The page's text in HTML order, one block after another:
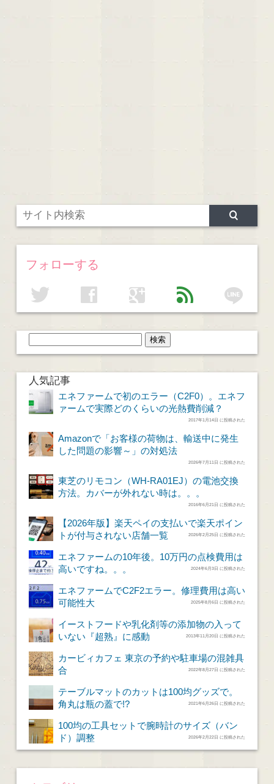
フォローする
twitter facebook google feed line
人気記事
エネファームで初のエラー（C2F0）。エネフ
ァームで実際どのくらいの光熱費削減？
2017年1月14日 に投稿された
Amazonで「お客様の荷物は、輸送中に発生
した問題の影響～」の対処法
2026年7月11日 に投稿された
東芝のリモコン（WH-RA01EJ）の電池交換
方法。カバーが外れない時は。。。
2016年6月21日 に投稿された
【2026年版】楽天ペイの支払いで楽天ポイン
トが付与されない店舗一覧
2026年2月25日 に投稿された
エネファームの10年後。10万円の点検費用は
高いですね。。。
2024年6月3日 に投稿された
エネファームでC2F2エラー。修理費用は高い
可能性大
2025年8月6日 に投稿された
イーストフードや乳化剤等の添加物の入って
いない『超熟』に感動
2013年11月20日 に投稿された
カービィカフェ 東京の予約や駐車場の混雑具
合
2022年8月27日 に投稿された
テーブルマットのカットは100均グッズで。
角丸は瓶の蓋で!?
2021年6月26日 に投稿された
100均の工具セットで腕時計のサイズ（バン
ド）調整
2026年2月22日 に投稿された